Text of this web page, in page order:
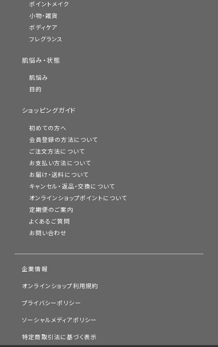
ポイントメイク
小物・雑貨
ボディケア
フレグランス
肌悩み・状態
肌悩み
目的
ショッピングガイド
初めての方へ
会員登録の方法について
ご注文方法について
お支払い方法について
お届け・送料について
キャンセル・返品・交換について
オンラインショップポイントについて
定期便のご案内
よくあるご質問
お問い合わせ
企業情報
オンラインショップ利用規約
プライバシーポリシー
ソーシャルメディアポリシー
特定商取引法に基づく表示